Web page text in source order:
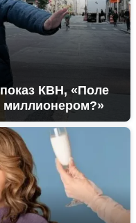
КВН, «Поле
миллионером?»